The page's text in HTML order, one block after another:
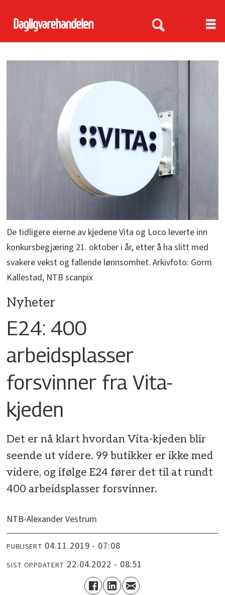
De tidligere eierne av kjedene Vita og Loco leverte inn
konkursbegjæring 21. oktober i år, etter å ha slitt med
svakere vekst og fallende lønnsomhet. Arkivfoto: Gorm
Kallestad, NTB scanpix
Nyheter
E24: 400
arbeidsplasser
forsvinner fra Vita-
kjeden
Det er nå klart hvordan Vita-kjeden blir
seende ut videre. 99 butikker er ikke med
videre, og ifølge E24 fører det til at rundt
400 arbeidsplasser forsvinner.
NTB-Alexander Vestrum
PUBLISERT 04.11.2019 - 07:08
SIST OPPDATERT 22.04.2022 - 08:51